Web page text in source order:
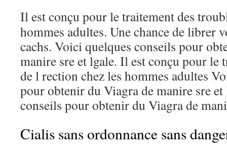
Ilest conçu pour le traitement des
hommes adultes. Une chance de librer
cachs. Voici quelques conseils pour
manire sre et lgale. Il est conçu pour le
de l rection chez les hommes adultes
pour obtenir du Viagra de manire sre
conseils pour obtenir du Viagra de
Cialis sans ordonnance sans